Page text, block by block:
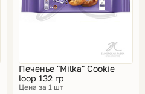
Печенье "Milka" Сookie
loop 132 гр
Цена за 1 шт